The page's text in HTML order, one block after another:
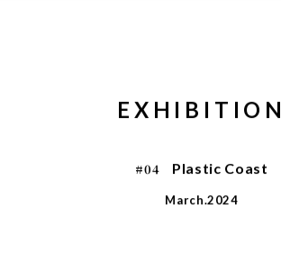
EXHIBITION
#04 Plastic Coast
March.2024